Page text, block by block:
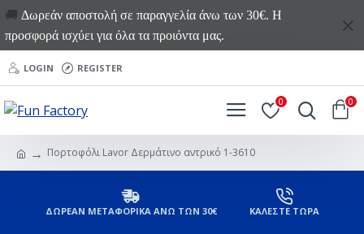
🚚 Δωρεάν αποστολή σε παραγγελία άνω των 30€. Η
προσφορά ισχύει για όλα τα προιόντα μας.
LOGIN REGISTER
0 0
Πορτοφόλι Lavor Δερμάτινο αντρικό 1-3610
ΔΩΡΕΑΝ ΜΕΤΑΦΟΡΙΚΑ ΑΝΩ ΤΩΝ 30€ ΚΑΛΕΣΤΕ ΤΩΡΑ